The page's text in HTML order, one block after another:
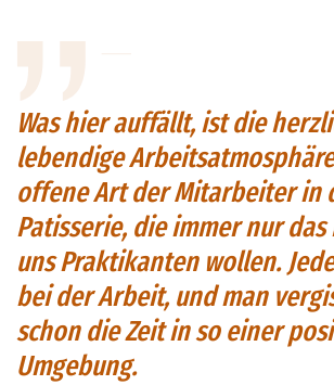
Was hier auffällt, ist die
lebendige
offene Art der Mitarbeiter in
Patisserie, die immer nur das
uns Praktikanten wollen.
bei der Arbeit, und man
schon die Zeit in so einer
Umgebung.